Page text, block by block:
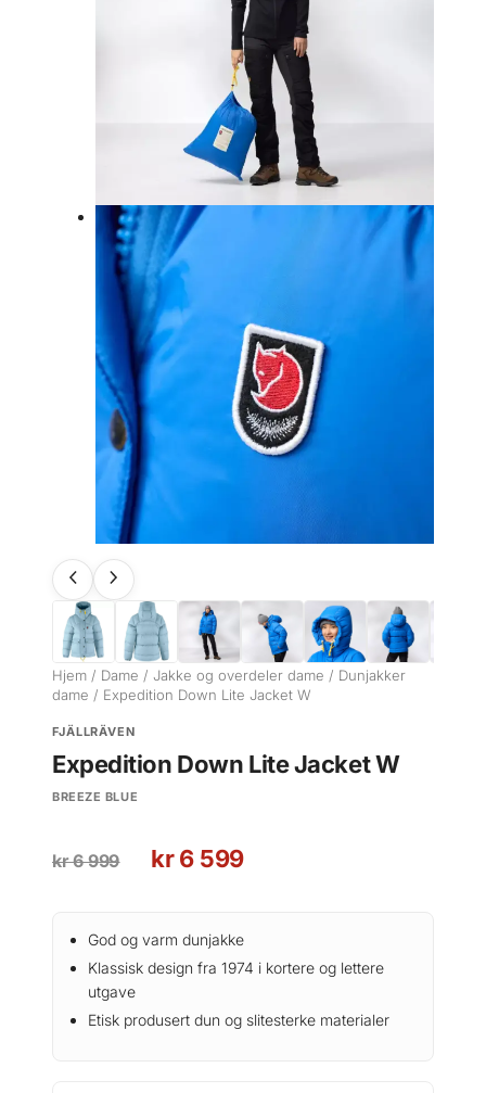
Hjem / Dame / Jakke og overdeler dame / Dunjakker
dame / Expedition Down Lite Jacket W
FJÄLLRÄVEN
Expedition Down Lite Jacket W
BREEZE BLUE
kr6 999
O
r
i
n
kr6 599N
æ
r
n
God og varm dunjakke
Klassisk design fra 1974 i kortere og lettere
utgave
Etisk produsert dun og slitesterke materialer